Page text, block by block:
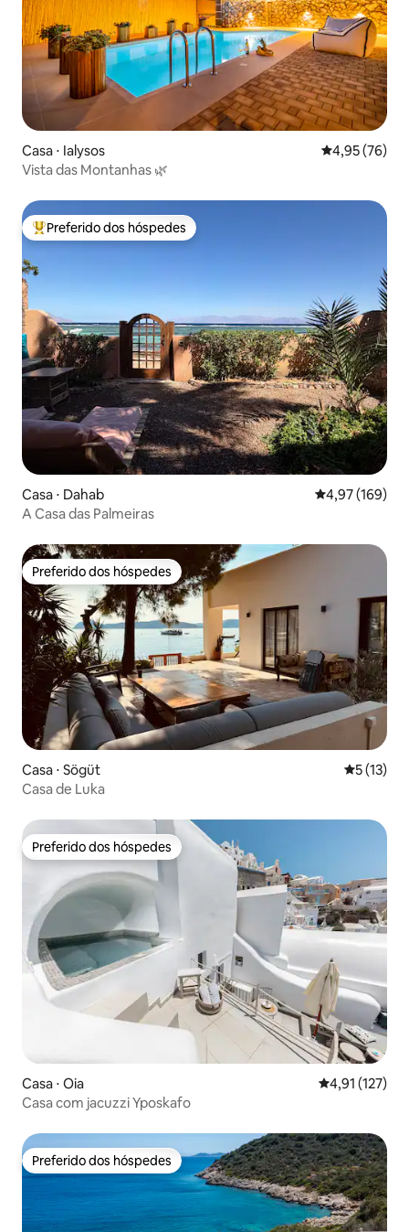
Casa ⋅ Ialysos 4,95 de uma
4,95 (76)
Vista das Montanhas 🌿
Entre os melhores preferidos dos hóspedes
Preferido dos hóspedes
Casa ⋅ Dahab 4,97 de uma
4,97 (169)
A Casa das Palmeiras
Preferido dos hóspedes
Preferido dos hóspedes
Casa ⋅ Sögüt 5 de uma
5 (13)
Casa de Luka
Preferido dos hóspedes
Preferido dos hóspedes
Casa ⋅ Oia 4,91 de uma
4,91 (127)
Casa com jacuzzi Yposkafo
Preferido dos hóspedes
Preferido dos hóspedes